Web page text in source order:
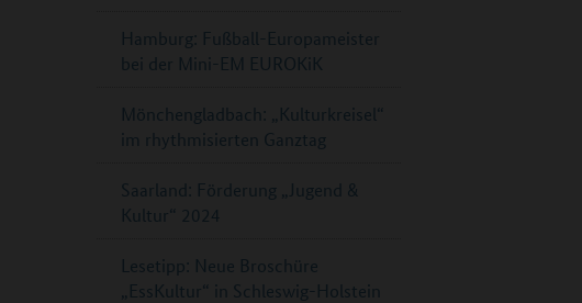
Hamburg: Fußball-Europameister
bei der Mini-EM EUROKiK
Mönchengladbach: „Kulturkreisel“
im rhythmisierten Ganztag
Saarland: Förderung „Jugend &
Kultur“ 2024
Lesetipp: Neue Broschüre
„EssKultur“ in Schleswig-Holstein